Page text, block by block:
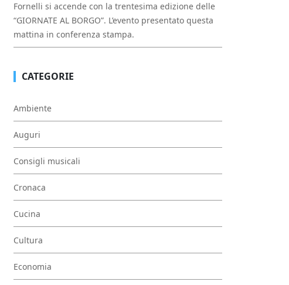
Fornelli si accende con la trentesima edizione delle
“GIORNATE AL BORGO”. L’evento presentato questa
mattina in conferenza stampa.
CATEGORIE
Ambiente
Auguri
Consigli musicali
Cronaca
Cucina
Cultura
Economia